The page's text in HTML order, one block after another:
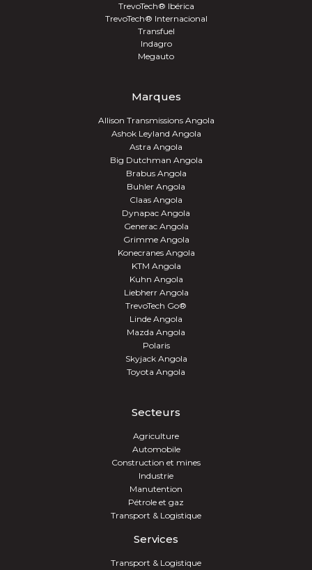
TrevoTech® Ibérica
TrevoTech® Internacional
Transfuel
Indagro
Megauto
Marques
Allison Transmissions Angola
Ashok Leyland Angola
Astra Angola
Big Dutchman Angola
Brabus Angola
Buhler Angola
Claas Angola
Dynapac Angola
Generac Angola
Grimme Angola
Konecranes Angola
KTM Angola
Kuhn Angola
Liebherr Angola
TrevoTech Go®
Linde Angola
Mazda Angola
Polaris
Skyjack Angola
Toyota Angola
Secteurs
Agriculture
Automobile
Construction et mines
Industrie
Manutention
Pétrole et gaz
Transport & Logistique
Services
Transport & Logistique